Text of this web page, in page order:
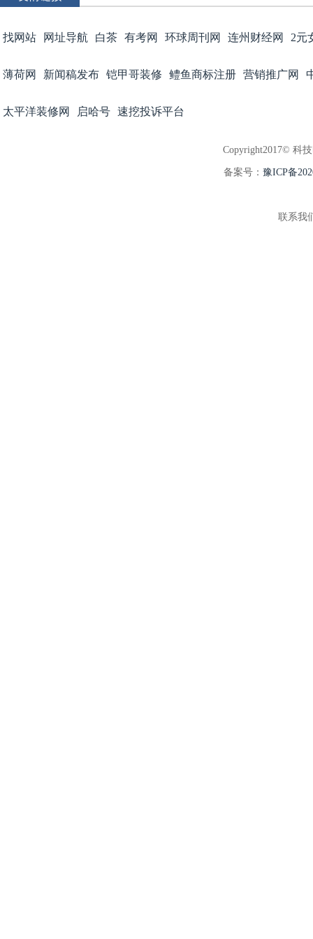
找网站 网址导航 白茶 有考网 环球周刊网 连州财经网 2元
薄荷网 新闻稿发布 铠甲哥装修 鳢鱼商标注册 营销推广网
太平洋装修网 启哈号 速挖投诉平台
Copyright2017© 科
备案号： 豫ICP备
联系我